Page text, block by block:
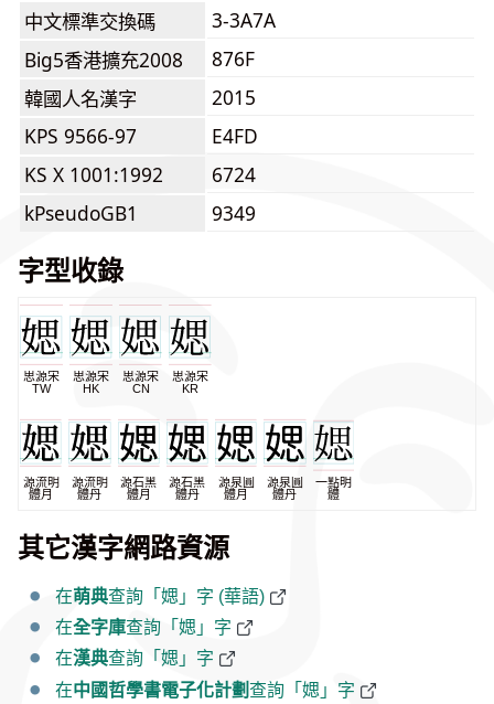
中文標準交換碼
3-3A7A
Big5香港擴充2008
876F
韓國人名漢字
2015
KPS 9566-97
E4FD
KS X 1001:1992
6724
kPseudoGB1
9349
字型收錄
思源宋
TW
思源宋
HK
思源宋
CN
思源宋
KR
源流明
體月
源流明
體丹
源石黑
體月
源石黑
體丹
源泉圓
體月
源泉圓
體丹
一點明
體
其它漢字網路資源
在萌典查詢「媤」字 (華語)
在全字庫查詢「媤」字
在漢典查詢「媤」字
在中國哲學書電子化計劃查詢「媤」字